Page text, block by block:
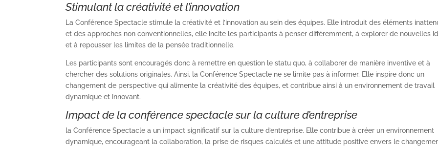
Stimulant la créativité et l’innovation
La Conférence Spectacle stimule la créativité et l’innovation au sein des équipes. Elle introduit des éléments
et des approches non conventionnelles, elle incite les participants à penser différemment, à explorer de nouvelles
et à repousser les limites de la pensée traditionnelle.
Les participants sont encouragés donc à remettre en question le statu quo, à collaborer de manière inventive et à
chercher des solutions originales. Ainsi, la Conférence Spectacle ne se limite pas à informer. Elle inspire donc un
changement de perspective qui alimente la créativité des équipes, et contribue ainsi à un environnement de travail
dynamique et innovant.
Impact de la conférence spectacle sur la culture d’entreprise
la Conférence Spectacle a un impact significatif sur la culture d’entreprise. Elle contribue à créer un environnement
dynamique, encourageant la collaboration, la prise de risques calculés et une attitude positive envers le